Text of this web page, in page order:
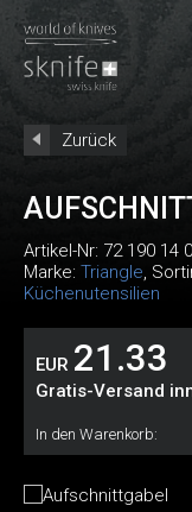
Zurück
Artikel-Nr: 72 190 14
Marke: Triangle,
Küchenutensilien
EUR 21.33
Gratis-Versand
In den Warenkorb: